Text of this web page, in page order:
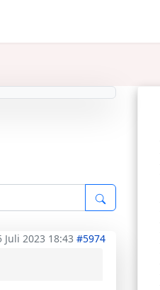
Juli 2023 18:43 #5974